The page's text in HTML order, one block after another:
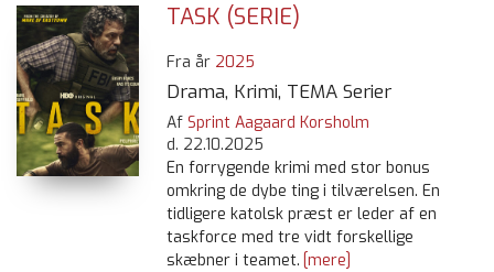
TASK (SERIE)
Fra år 2025
Drama, Krimi, TEMA Serier
Af Sprint Aagaard Korsholm
d. 22.10.2025
En forrygende krimi med stor bonus
omkring de dybe ting i tilværelsen. En
tidligere katolsk præst er leder af en
taskforce med tre vidt forskellige
skæbner i teamet. [mere]